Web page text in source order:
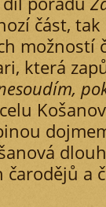
část,
možností
která
čarodějů a